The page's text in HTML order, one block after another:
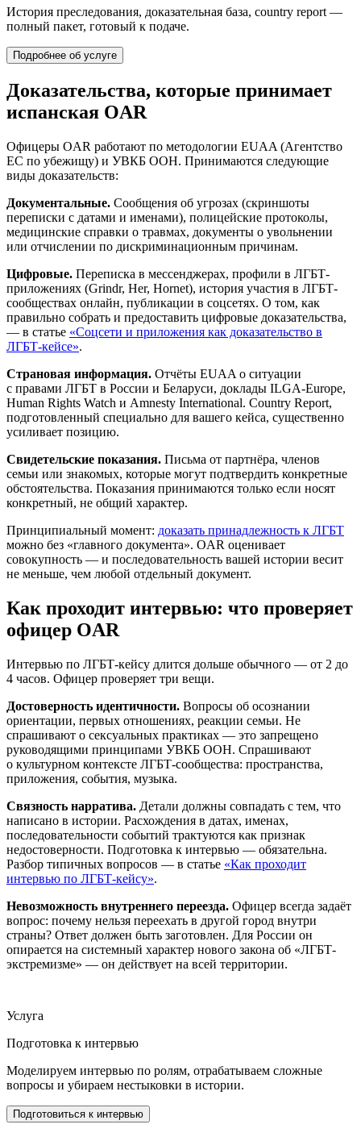
История преследования, доказательная база, country report —
полный пакет, готовый к подаче.
Подробнее об услуге
Доказательства, которые принимает
испанская OAR
Офицеры OAR работают по методологии EUAA (Агентство
ЕС по убежищу) и УВКБ ООН. Принимаются следующие
виды доказательств:
Документальные. Сообщения об угрозах (скриншоты
переписки с датами и именами), полицейские протоколы,
медицинские справки о травмах, документы о увольнении
или отчислении по дискриминационным причинам.
Цифровые. Переписка в мессенджерах, профили в ЛГБТ-
приложениях (Grindr, Her, Hornet), история участия в ЛГБТ-
сообществах онлайн, публикации в соцсетях. О том, как
правильно собрать и предоставить цифровые доказательства,
— в статье «Соцсети и приложения как доказательство в
ЛГБТ-кейсе».
Страновая информация. Отчёты EUAA о ситуации
с правами ЛГБТ в России и Беларуси, доклады ILGA-Europe,
Human Rights Watch и Amnesty International. Country Report,
подготовленный специально для вашего кейса, существенно
усиливает позицию.
Свидетельские показания. Письма от партнёра, членов
семьи или знакомых, которые могут подтвердить конкретные
обстоятельства. Показания принимаются только если носят
конкретный, не общий характер.
Принципиальный момент: доказать принадлежность к ЛГБТ
можно без «главного документа». OAR оценивает
совокупность — и последовательность вашей истории весит
не меньше, чем любой отдельный документ.
Как проходит интервью: что проверяет
офицер OAR
Интервью по ЛГБТ-кейсу длится дольше обычного — от 2 до
4 часов. Офицер проверяет три вещи.
Достоверность идентичности. Вопросы об осознании
ориентации, первых отношениях, реакции семьи. Не
спрашивают о сексуальных практиках — это запрещено
руководящими принципами УВКБ ООН. Спрашивают
о культурном контексте ЛГБТ-сообщества: пространства,
приложения, события, музыка.
Связность нарратива. Детали должны совпадать с тем, что
написано в истории. Расхождения в датах, именах,
последовательности событий трактуются как признак
недостоверности. Подготовка к интервью — обязательна.
Разбор типичных вопросов — в статье «Как проходит
интервью по ЛГБТ-кейсу».
Невозможность внутреннего переезда. Офицер всегда задаёт
вопрос: почему нельзя переехать в другой город внутри
страны? Ответ должен быть заготовлен. Для России он
опирается на системный характер нового закона об «ЛГБТ-
экстремизме» — он действует на всей территории.
Услуга
Подготовка к интервью
Моделируем интервью по ролям, отрабатываем сложные
вопросы и убираем нестыковки в истории.
Подготовиться к интервью